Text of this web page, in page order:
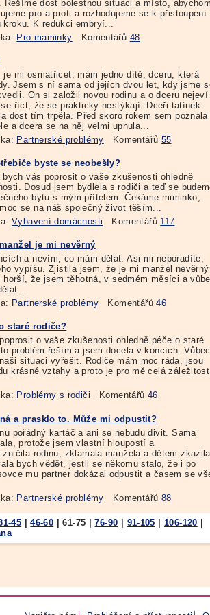
Řešíme dost bolestnou situaci a místo, abychom
pro a proti a rozhodujeme se k přistoupení
K redukci embryí...
Pro maminky Komentářů 48
je mi osmatřicet, mám jedno dítě, dceru, která
Jsem s ní sama od jejích dvou let, kdy jsme
On si založil novou rodinu a o dceru nejeví
říct, že se prakticky nestýkají. Dceři tatínek
dost tím trpěla. Před skoro rokem sem poznala
a dcera se na něj velmi upnula...
Partnerské problémy Komentářů 55
byste se neobešly?
bych vás poprosit o vaše zkušenosti ohledně
Dosud jsem bydlela s rodiči a teď se
bytu s mým přítelem. Čekáme miminko,
se na náš společný život těším...
Vybavení domácnosti Komentářů 117
je mi nevěrný
a nevím, co mám dělat. Asi mi neporadíte,
vypíšu. Zjistila jsem, že je mi manžel
horší, že jsem těhotná, v sedmém měsíci a
Partnerské problémy Komentářů46
staré rodiče?
o vaše zkušenosti ohledně péče o staré
problém řeším a jsem docela v koncích. Vůbec
situaci vyřešit. Rodiče mám moc ráda, jsou
krásné vztahy a proto je pro mě celá záležitost
Problémy s rodiči Komentářů 46
a prasklo to. Může mi odpustit?
pořádný kartáč a ani se nebudu divit. Sama
protože jsem vlastní hloupostí a
zničila rodinu, zklamala manžela a dětem zkazila
bych vědět, jestli se někomu stalo, že i po
mu partner dokázal odpustit a časem se
Partnerské problémy Komentářů 88
45 |46-60 |61-75 |76-90 91-105 |106-120